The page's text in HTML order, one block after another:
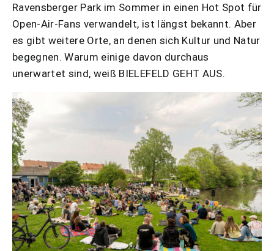
Ravensberger Park im Sommer in einen Hot Spot für
Open-Air-Fans verwandelt, ist längst bekannt. Aber
es gibt weitere Orte, an denen sich Kultur und Natur
begegnen. Warum einige davon durchaus
unerwartet sind, weiß BIELEFELD GEHT AUS.